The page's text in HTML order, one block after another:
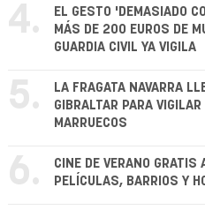
4.
EL GESTO 'DEMASIADO
MÁS DE 200 EUROS DE
GUARDIA CIVIL YA VIGILA
5.
LA FRAGATA NAVARRA
GIBRALTAR PARA
MARRUECOS
6.
CINE DE VERANO GRATIS
PELÍCULAS, BARRIOS Y